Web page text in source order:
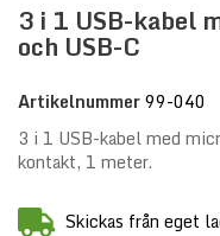
3 i 1 USB-kabel
och USB-C
Artikelnummer99-040
3 i 1 USB-kabel med
kontakt, 1 meter.
Skickas från eget